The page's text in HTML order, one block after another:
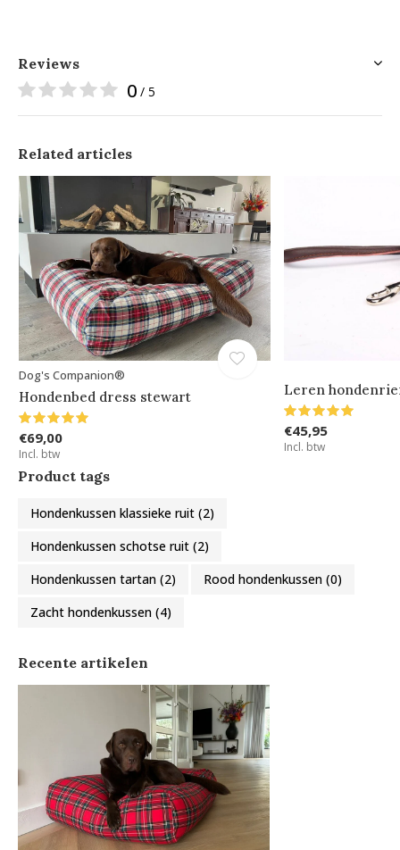
Reviews
0 / 5
Related articles
Dog's Companion®
Hondenbed dress stewart
€69,00
Incl. btw
Leren
€45,95
Incl. btw
Product tags
Hondenkussen klassieke ruit (2)
Hondenkussen schotse ruit (2)
Hondenkussen tartan (2) Rood hondenkussen (0)
Zacht hondenkussen (4)
Recente artikelen